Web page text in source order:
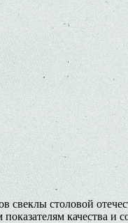
свеклы столовой
качества и